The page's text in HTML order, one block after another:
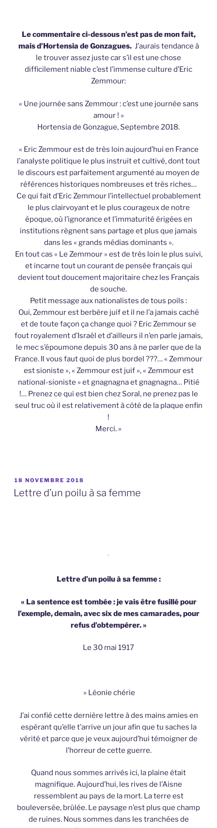
Le commentaire ci-dessous n’est pas de mon fait,
mais d’Hortensia de Gonzagues. J’aurais tendance à
le trouver assez juste car s’il est une chose
difficilement niable c’est l’immense culture d’Eric
Zemmour:
« Une journée sans Zemmour : c’est une journée sans
amour ! »
Hortensia de Gonzague, Septembre 2018.
« Eric Zemmour est de très loin aujourd’hui en France
l’analyste politique le plus instruit et cultivé, dont tout
le discours est parfaitement argumenté au moyen de
références historiques nombreuses et très riches…
Ce qui fait d’Eric Zemmour l’intellectuel probablement
le plus clairvoyant et le plus courageux de notre
époque, où l’ignorance et l’immaturité érigées en
institutions règnent sans partage et plus que jamais
dans les « grands médias dominants ».
En tout cas « Le Zemmour » est de très loin le plus suivi,
et incarne tout un courant de pensée français qui
devient tout doucement majoritaire chez les Français
de souche.
Petit message aux nationalistes de tous poils :
Oui, Zemmour est berbère juif et il ne l’a jamais caché
et de toute façon ça change quoi ? Eric Zemmour se
fout royalement d’Israël et d’ailleurs il n’en parle jamais,
le mec s’époumone depuis 30 ans à ne parler que de la
France. Il vous faut quoi de plus bordel ???… « Zemmour
est sioniste », « Zemmour est juif », « Zemmour est
national-sioniste » et gnagnagna et gnagnagna… Pitié
!… Prenez ce qui est bien chez Soral, ne prenez pas le
seul truc où il est relativement à côté de la plaque enfin
!
Merci. »
PUBLIÉ
LE
18 NOVEMBRE 2018
Lettre d’un poilu à sa femme
*
Lettre d’un poilu à sa femme :
« La sentence est tombée : je vais être fusillé pour
l’exemple, demain, avec six de mes camarades, pour
refus d’obtempérer. »
Le 30 mai 1917
» Léonie chérie
J’ai confié cette dernière lettre à des mains amies en
espérant qu’elle t’arrive un jour afin que tu saches la
vérité et parce que je veux aujourd’hui témoigner de
l’horreur de cette guerre.
Quand nous sommes arrivés ici, la plaine était
magnifique. Aujourd’hui, les rives de l’Aisne
ressemblent au pays de la mort. La terre est
bouleversée, brûlée. Le paysage n’est plus que champ
de ruines. Nous sommes dans les tranchées de